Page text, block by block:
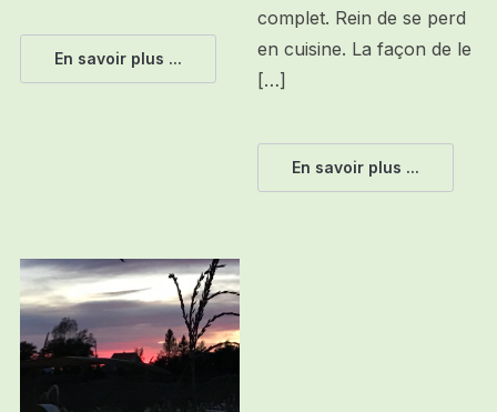
En savoir plus ...
complet. Rein de se perd
en cuisine. La façon de le
[…]
En savoir plus ...